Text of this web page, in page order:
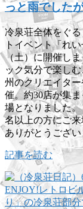
っと雨でした
冷泉荘全体をぐ
トイベント「れ
（土）に開催し
ック気分で楽し
州のクリエイタ
催。約30店が集
場となりました
名以上の方にご
ありがとうござい
記事を読む